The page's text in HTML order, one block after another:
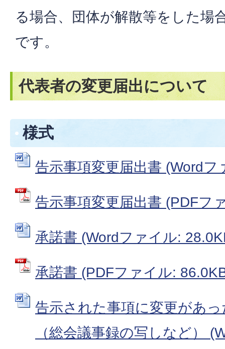
る場合、団体が解散等をした場
です。
代表者の変更届出について
様式
告示事項変更届出書 (Wordフ
告示事項変更届出書 (PDFフ
承諾書 (Wordファイル:
承諾書 (PDFファイル:
告示された事項に変更があ
（総会議事録の写しなど）